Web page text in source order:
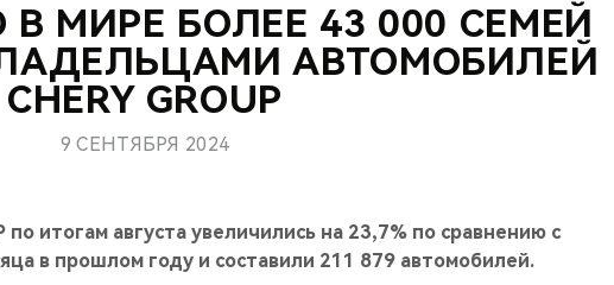
МИРЕ БОЛЕЕ 43 000 СЕМЕЙ
АВТОМОБИЛЕЙ
CHERY GROUP
9 СЕНТЯБРЯ 2024
итогам августа увеличились на 23,7% по сравнению с
в прошлом году и составили 211 879 автомобилей.